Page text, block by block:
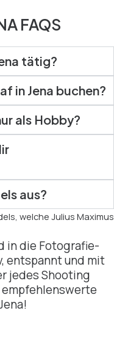
FAQS
tätig?
in Jena buchen?
als Hobby?
aus?
in die Fotografie-
entspannt und mit
jedes Shooting